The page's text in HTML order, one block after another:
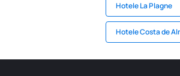
Hotele La Plagne
Hotele Costa de